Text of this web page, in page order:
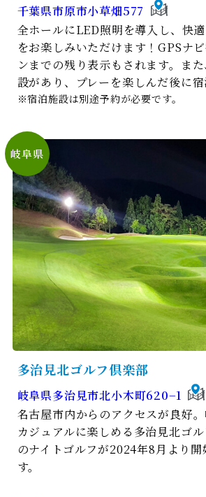
千葉県市原市小草畑577
全ホールにLED照明を導入し、快
をお楽しみいただけます！GPSナ
ンまでの残り表示もされます。ま
設があり、プレーを楽しんだ後に宿
※宿泊施設は別途予約が必要です。
岐⾩県
多治⾒北ゴルフ倶楽部
岐阜県多治見市北小木町620−1
名古屋市内からのアクセスが良好
カジュアルに楽しめる多治見北ゴ
のナイトゴルフが2024年8月より開
す。